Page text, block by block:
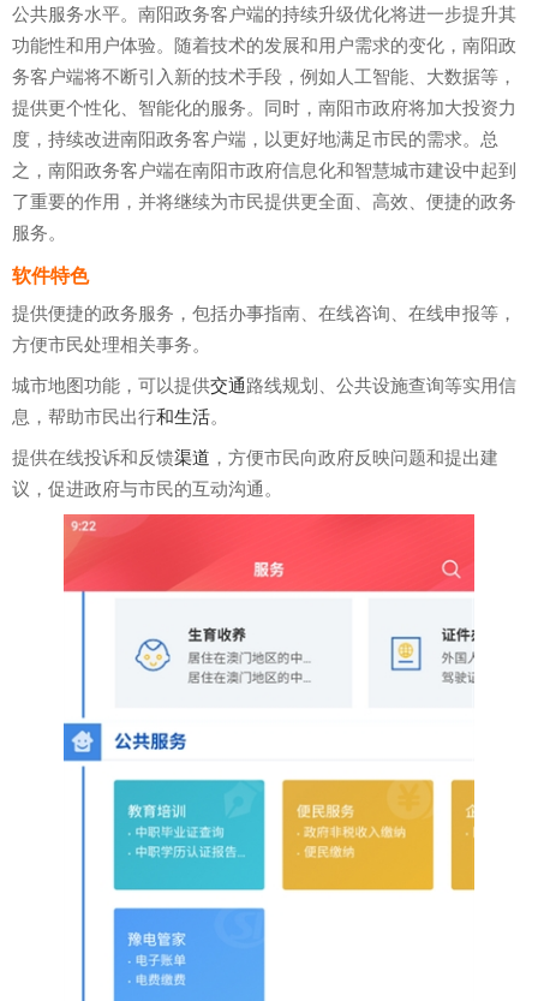
公共服务水平。南阳政务客户端的持续升级优化将进一步提升其
功能性和用户体验。随着技术的发展和用户需求的变化，南阳政
务客户端将不断引入新的技术手段，例如人工智能、大数据等，
提供更个性化、智能化的服务。同时，南阳市政府将加大投资力
度，持续改进南阳政务客户端，以更好地满足市民的需求。总
之，南阳政务客户端在南阳市政府信息化和智慧城市建设中起到
了重要的作用，并将继续为市民提供更全面、高效、便捷的政务
服务。
软件特色
提供便捷的政务服务，包括办事指南、在线咨询、在线申报等，
方便市民处理相关事务。
城市地图功能，可以提供交通路线规划、公共设施查询等实用信
息，帮助市民出行和生活。
提供在线投诉和反馈渠道 ，方便市民向政府反映问题和提出建
议，促进政府与市民的互动沟通。